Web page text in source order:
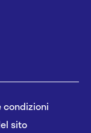
condizioni
sito